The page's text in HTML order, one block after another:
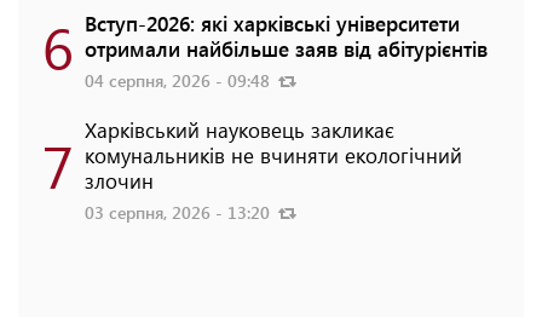
6 Вступ-2026: які харківські університети
отримали найбільше заяв від абітурієнтів
04 серпня, 2026 - 09:48
7 Харківський науковець закликає
комунальників не вчиняти екологічний
злочин
03 серпня, 2026 - 13:20